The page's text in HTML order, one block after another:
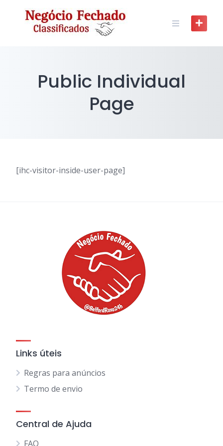
Public Individual
Page
[ihc-visitor-inside-user-page]
Links úteis
Regras para anúncios
Termo de envio
Central de Ajuda
FAQ